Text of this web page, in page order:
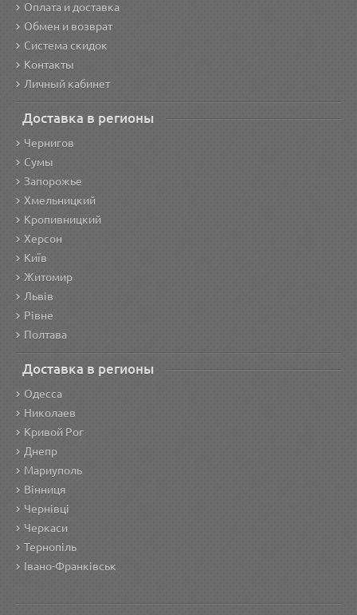
Оплата и доставка
Обмен и возврат
Система скидок
Контакты
Личный кабинет
Доставка в регионы
Чернигов
Сумы
Запорожье
Хмельницкий
Кропивницкий
Херсон
Київ
Житомир
Львів
Рівне
Полтава
Доставка в регионы
Одесса
Николаев
Кривой Рог
Днепр
Мариуполь
Вінниця
Чернівці
Черкаси
Тернопіль
Івано-Франківськ